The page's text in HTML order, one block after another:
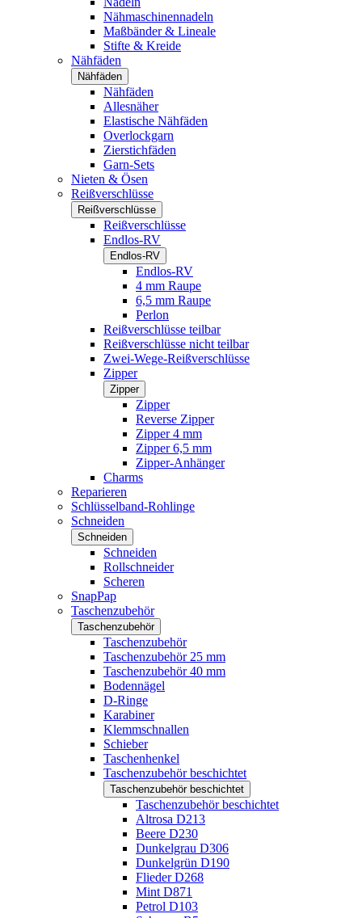
Nähmaschinennadeln
Maßbänder & Lineale
Stifte & Kreide
Nähfäden
Nähfäden
Nähfäden
Allesnäher
Elastische Nähfäden
Overlockgarn
Zierstichfäden
Garn-Sets
Nieten & Ösen
Reißverschlüsse
Reißverschlüsse
Reißverschlüsse
Endlos-RV
Endlos-RV
Endlos-RV
4 mm Raupe
6,5 mm Raupe
Perlon
Reißverschlüsse teilbar
Reißverschlüsse nicht teilbar
Zwei-Wege-Reißverschlüsse
Zipper
Zipper
Zipper
Reverse Zipper
Zipper 4 mm
Zipper 6,5 mm
Zipper-Anhänger
Charms
Reparieren
Schlüsselband-Rohlinge
Schneiden
Schneiden
Schneiden
Rollschneider
Scheren
SnapPap
Taschenzubehör
Taschenzubehör
Taschenzubehör
Taschenzubehör 25 mm
Taschenzubehör 40 mm
Bodennägel
D-Ringe
Karabiner
Klemmschnallen
Schieber
Taschenhenkel
Taschenzubehör beschichtet
Taschenzubehör beschichtet
Taschenzubehör beschichtet
Altrosa D213
Beere D230
Dunkelgrau D306
Dunkelgrün D190
Flieder D268
Mint D871
Petrol D103